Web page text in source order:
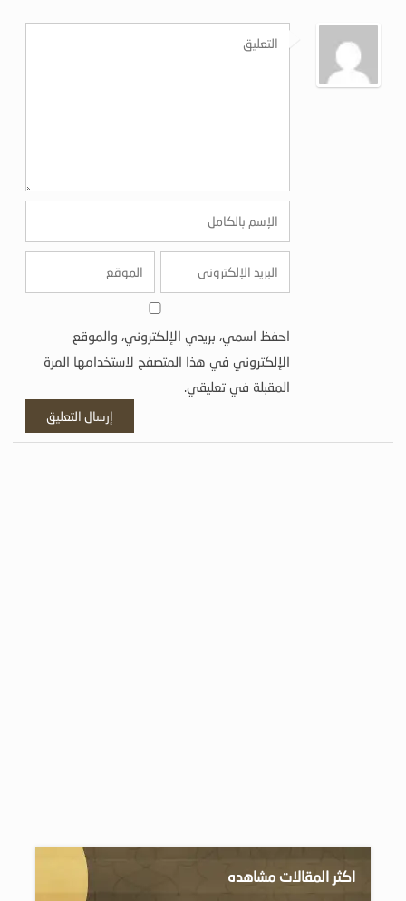
احفظ اسمي، بريدي الإلكتروني، والموقع
الإلكتروني في هذا المتصفح لاستخدامها المرة
المقبلة في تعليقي.
اكثر المقالات مشاهده